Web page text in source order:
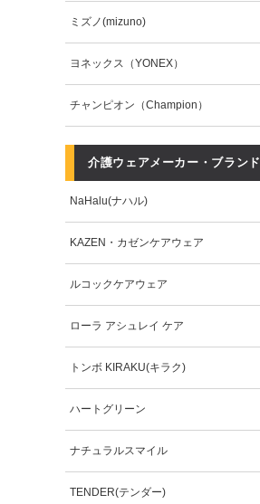
ミズノ(mizuno)
ヨネックス（YONEX）
チャンピオン（Champion）
介護ウェアメーカー・ブランド
NaHalu(ナハル)
KAZEN・カゼンケアウェア
ルコックケアウェア
ローラ アシュレイ ケア
トンボ KIRAKU(キラク)
ハートグリーン
ナチュラルスマイル
TENDER(テンダー)